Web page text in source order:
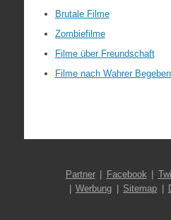
Brutale Filme
Zombiefilme
Filme über Freundschaft
Filme nach Wahrer
Partner Facebook
Werbung
Sitemap